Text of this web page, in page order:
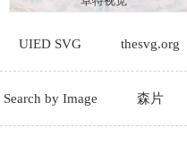
UIED SVG thesvg.org
Search by Image 森片